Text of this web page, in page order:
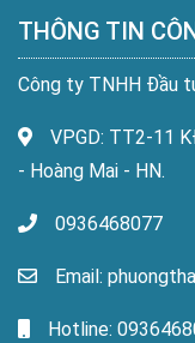
THÔNG TIN
Công ty TNHH Đầu
VPGD: TT2-11
- Hoàng Mai - HN.
0936468077
Email:
Hotline: